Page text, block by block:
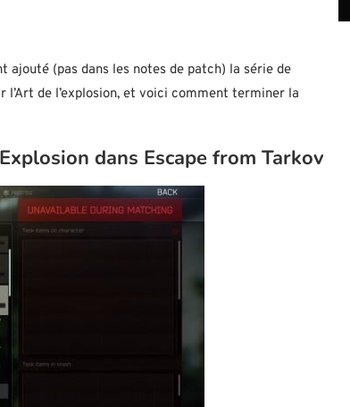
ajouté (pas dans les notes de patch) la série de
de l’explosion, et voici comment terminer la
dans Escape from Tarkov